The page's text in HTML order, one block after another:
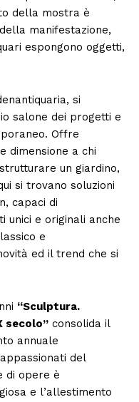
della mostra è
manifestazione,
espongono oggetti,
si
salone dei progetti e
Offre
dimensione a chi
un giardino,
si trovano soluzioni
capaci di
unici e originali anche
e
ed il trend che si
“Sculptura.
secolo” consolida il
annuale
del
di opere è
e l’allestimento